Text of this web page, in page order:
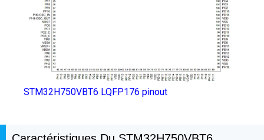
STM32H750VBT6 LQFP176 pinout